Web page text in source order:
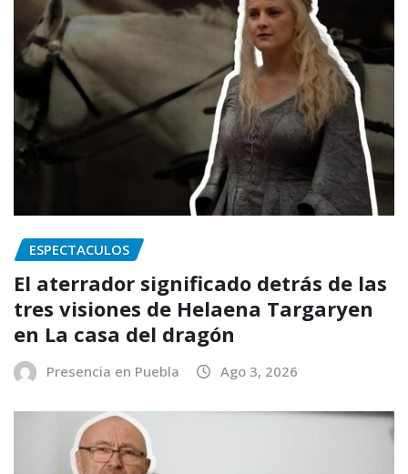
ESPECTACULOS
El aterrador significado detrás de las
tres visiones de Helaena Targaryen
en La casa del dragón
Presencia en Puebla Ago 3, 2026